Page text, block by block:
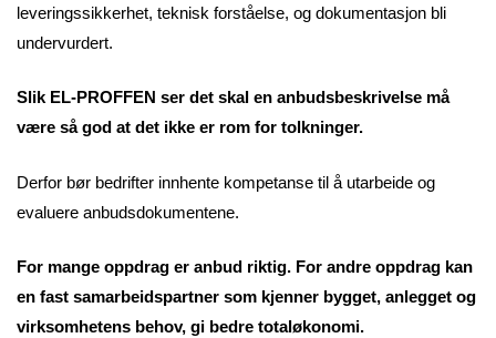
leveringssikkerhet, teknisk forståelse, og dokumentasjon bli
undervurdert.
Slik EL-PROFFEN ser det skal en anbudsbeskrivelse må
være så god at det ikke er rom for tolkninger.
Derfor bør bedrifter innhente kompetanse til å utarbeide og
evaluere anbudsdokumentene.
For mange oppdrag er anbud riktig. For andre oppdrag kan
en fast samarbeidspartner som kjenner bygget, anlegget og
virksomhetens behov, gi bedre totaløkonomi.